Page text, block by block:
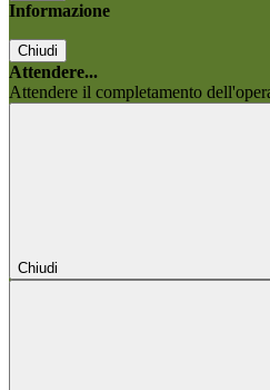
Informazione
Chiudi
Attendere...
Attendere il completamento
Chiudi